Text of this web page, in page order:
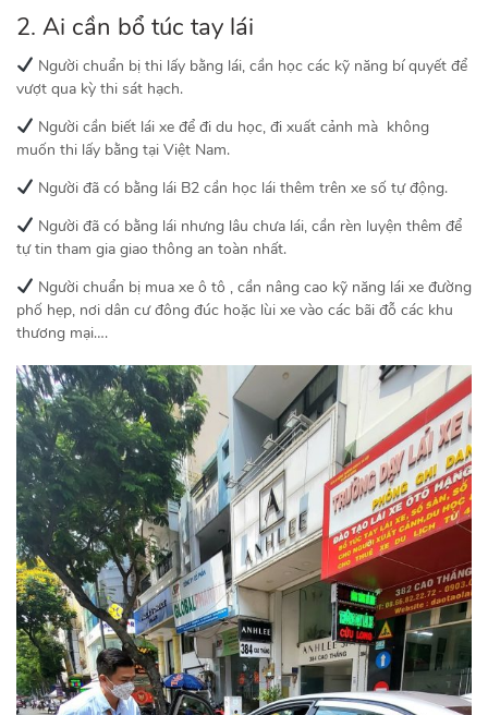
2. Ai cần bổ túc tay lái
Người chuẩn bị thi lấy bằng lái, cần học các kỹ năng bí quyết để
vượt qua kỳ thi sát hạch.
Người cần biết lái xe để đi du học, đi xuất cảnh mà không
muốn thi lấy bằng tại Việt Nam.
Người đã có bằng lái B2 cần học lái thêm trên xe số tự động.
Người đã có bằng lái nhưng lâu chưa lái, cần rèn luyện thêm để
tự tin tham gia giao thông an toàn nhất.
Người chuẩn bị mua xe ô tô , cần nâng cao kỹ năng lái xe đường
phố hẹp, nơi dân cư đông đúc hoặc lùi xe vào các bãi đỗ các khu
thương mại….